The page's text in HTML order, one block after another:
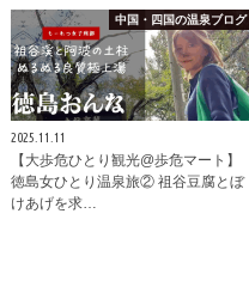
中国・四国の温泉ブログ
2025.11.11
【大歩危ひとり観光@歩危マート】
徳島女ひとり温泉旅② 祖谷豆腐とぼ
けあげを求…